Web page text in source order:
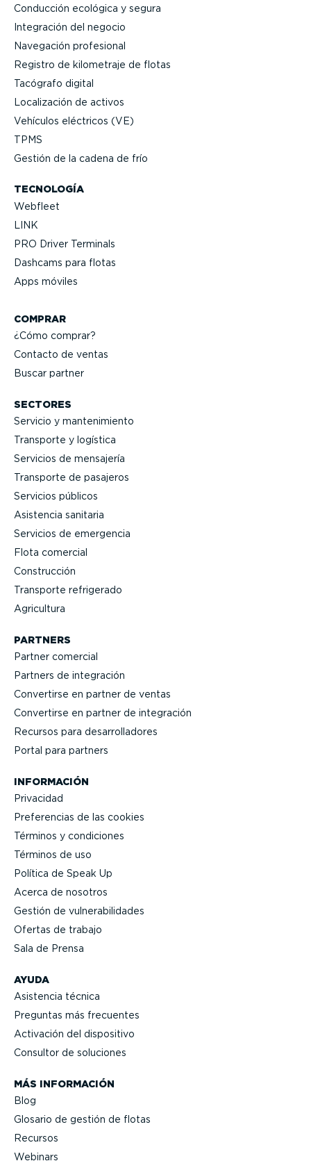
Conducción ecológica y segura
Integración del negocio
Navegación profesional
Registro de kilometraje de flotas
Tacógrafo digital
Locali­zación de activos
Vehículos eléctricos (VE)
TPMS
Gestión de la cadena de frío
TECNOLOGÍA
Webfleet
LINK
PRO Driver Terminals
Dashcams para flotas
Apps móviles
COMPRAR
¿Cómo comprar?
Contacto de ventas
Buscar partner
SECTORES
Servicio y mante­ni­miento
Transporte y logística
Servicios de mensajería
Transporte de pasajeros
Servicios públicos
Asistencia sanitaria
Servicios de emergencia
Flota comercial
Construcción
Transporte refrigerado
Agricultura
AYUDA
Asistencia técnica
Preguntas más frecuentes
Activación del dispositivo
Consultor de soluciones
MÁS INFORMACIÓN
Blog
Glosario de gestión de flotas
Recursos
Webinars
PARTNERS
Partner comercial
Partners de integración
Convertirse en partner de ventas
Convertirse en partner de integración
Recursos para desarro­lla­dores
Portal para partners
INFORMACIÓN
Privacidad
Prefe­rencias de las cookies
Términos y condiciones
Términos de uso
Política de Speak Up
Acerca de nosotros
Gestión de vulne­ra­bi­li­dades
Ofertas de trabajo
Sala de Prensa